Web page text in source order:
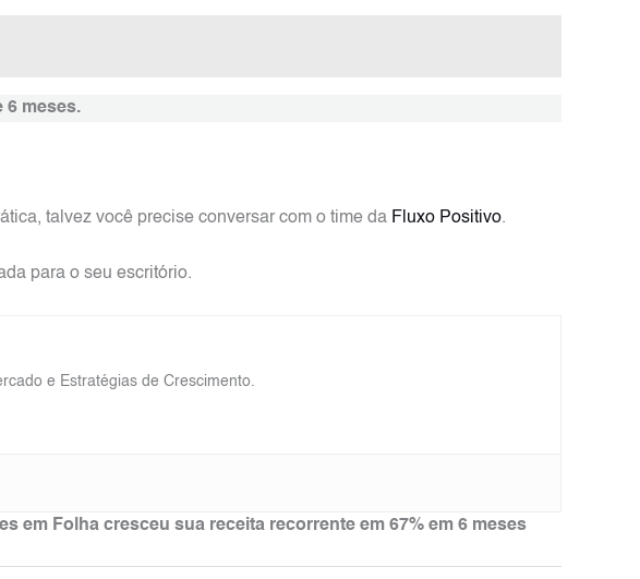
6 meses.
talvez você precise conversar com o time da Fluxo Positivo.
para o seu escritório.
e Estratégias de Crescimento.
em Folha cresceu sua receita recorrente em 67% em 6 meses